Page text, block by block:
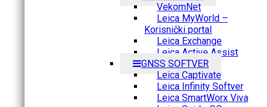
VekomNet
Leica MyWorld –
Korisnički portal
Leica Exchange
Leica Active Assist
GNSS SOFTVER
Leica Captivate
Leica Infinity Softver
Leica SmartWorx Viva